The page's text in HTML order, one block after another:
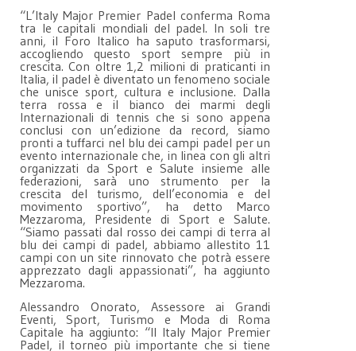
“L’Italy Major Premier Padel conferma Roma
tra le capitali mondiali del padel. In soli tre
anni, il Foro Italico ha saputo trasformarsi,
accogliendo questo sport sempre più in
crescita. Con oltre 1,2 milioni di praticanti in
Italia, il padel è diventato un fenomeno sociale
che unisce sport, cultura e inclusione. Dalla
terra rossa e il bianco dei marmi degli
Internazionali di tennis che si sono appena
conclusi con un’edizione da record, siamo
pronti a tuffarci nel blu dei campi padel per un
evento internazionale che, in linea con gli altri
organizzati da Sport e Salute insieme alle
federazioni, sarà uno strumento per la
crescita del turismo, dell’economia e del
movimento sportivo”, ha detto Marco
Mezzaroma, Presidente di Sport e Salute.
“Siamo passati dal rosso dei campi di terra al
blu dei campi di padel, abbiamo allestito 11
campi con un site rinnovato che potrà essere
apprezzato dagli appassionati”, ha aggiunto
Mezzaroma.
Alessandro Onorato, Assessore ai Grandi
Eventi, Sport, Turismo e Moda di Roma
Capitale ha aggiunto: “Il Italy Major Premier
Padel, il torneo più importante che si tiene